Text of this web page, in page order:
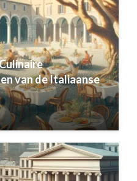
van de Italiaanse